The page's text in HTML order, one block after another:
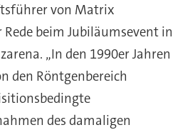
von Matrix
Rede beim Jubiläumsevent in
„In den 1990er Jahren
den Röntgenbereich
des damaligen